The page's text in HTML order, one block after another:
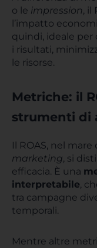
o le impression, il
l’impatto
quindi, ideale per
i risultati,
le risorse.
Metriche: il
strumenti di
Il ROAS, nel
marketing, si
efficacia. È una
interpretabile,
tra campagne
temporali.
Mentre altre